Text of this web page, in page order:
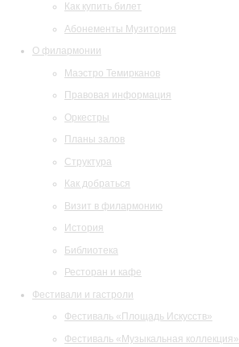
Как купить билет
Абонементы Музитория
О филармонии
Маэстро Темирканов
Правовая информация
Оркестры
Планы залов
Структура
Как добраться
Визит в филармонию
История
Библиотека
Ресторан и кафе
Фестивали и гастроли
Фестиваль «Площадь Искусств»
Фестиваль «Музыкальная коллекция»